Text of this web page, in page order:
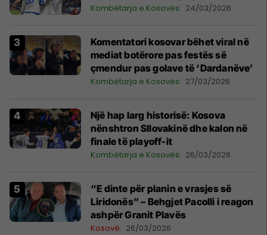
Kombëtarja e Kosovës 24/03/2026
Komentatori kosovar bëhet viral në
mediat botërore pas festës së
çmendur pas golave të ‘Dardanëve’
Kombëtarja e Kosovës 27/03/2026
Një hap larg historisë: Kosova
nënshtron Sllovakinë dhe kalon në
finale të playoff-it
Kombëtarja e Kosovës 26/03/2026
“E dinte për planin e vrasjes së
Liridonës” – Behgjet Pacolli i reagon
ashpër Granit Plavës
Kosovë 26/03/2026